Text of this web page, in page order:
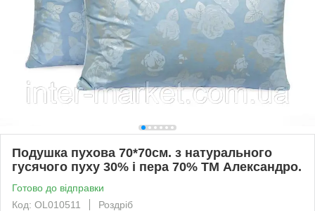
Подушка пухова 70*70см. з натурального
гусячого пуху 30% і пера 70% ТМ Александро.
Готово до відправки
Код: OL010511
Роздріб